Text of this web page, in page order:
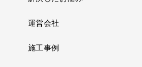
運営会社
施工事例